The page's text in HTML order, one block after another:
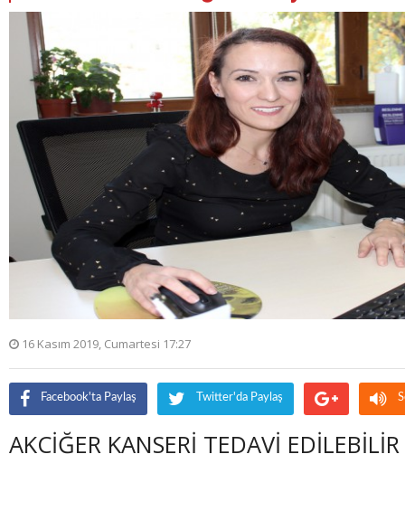
16 Kasım 2019, Cumartesi 17:27
Facebook'ta Paylaş Twitter'da Paylaş
AKCİĞER KANSERİ TEDAVİ